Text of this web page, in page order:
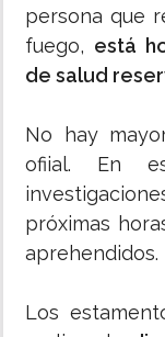
persona que
fuego, está
de salud
No hay
ofiial. En
próximas
aprehendidos.
Los